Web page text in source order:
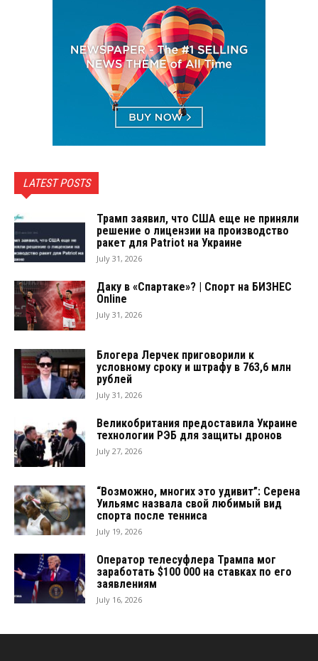
LATEST POSTS
Трамп заявил, что США еще не приняли
решение о лицензии на производство
ракет для Patriot на Украине
July 31, 2026
Даку в «Спартаке»? | Спорт на БИЗНЕС
Online
July 31, 2026
Блогера Лерчек приговорили к
условному сроку и штрафу в 763,6 млн
рублей
July 31, 2026
Великобритания предоставила Украине
технологии РЭБ для защиты дронов
July 27, 2026
“Возможно, многих это удивит”: Серена
Уильямс назвала свой любимый вид
спорта после тенниса
July 19, 2026
Оператор телесуфлера Трампа мог
заработать $100 000 на ставках по его
заявлениям
July 16, 2026